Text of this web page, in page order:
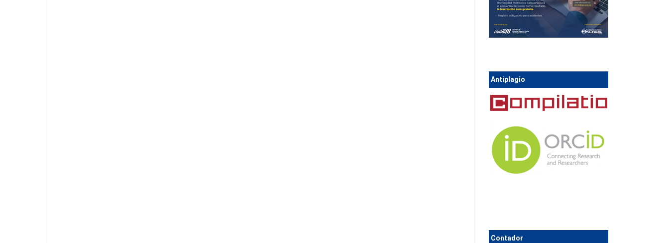
Antiplagio
Contador